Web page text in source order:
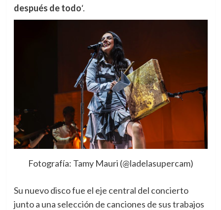
después de todo‘.
Fotografía: Tamy Mauri (@ladelasupercam)
Su nuevo disco fue el eje central del concierto
junto a una selección de canciones de sus trabajos